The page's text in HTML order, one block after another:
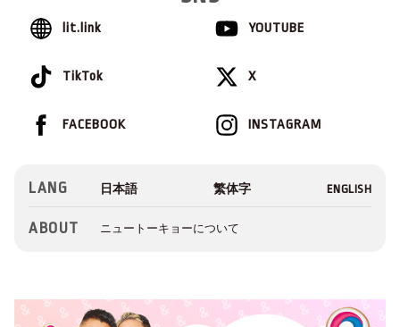
lit.link YOUTUBE
TikTok X
INSTAGRAM
FACEBOOK
LANG
ABOUT ニュートーキョーについて